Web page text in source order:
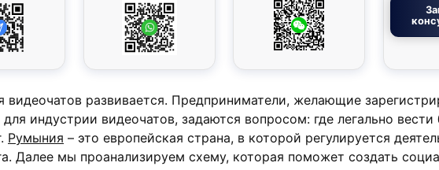
видеочатов развивается. Предприниматели, желающие
индустрии видеочатов, задаются вопросом: где легально вести
Румыния – это европейская страна, в которой регулируется
Далее мы проанализируем схему, которая поможет создать